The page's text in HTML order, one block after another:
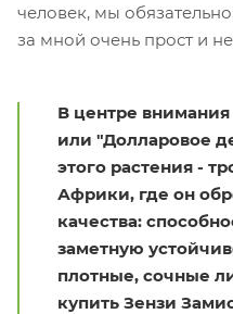
человек, мы
за мной очень прост и
В центре
или "Долларовое
этого растения -
Африки, где он
качества:
заметную
плотные, сочные
купить Зензи